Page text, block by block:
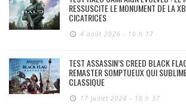
RESSUSCITE LE MONUMENT DE LA
CICATRICES
4 août 2026 - 10 h 17
TEST ASSASSIN’S CREED BLACK
REMASTER SOMPTUEUX QUI
CLASSIQUE
17 juillet 2026 - 10 h 37